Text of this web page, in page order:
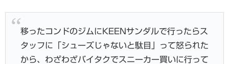
移ったコンドのジムにKEENサンダルで行ったらス
タッフに「シューズじゃないと駄目」って怒られた
から、わざわざバイタクでスニーカー買いに行って